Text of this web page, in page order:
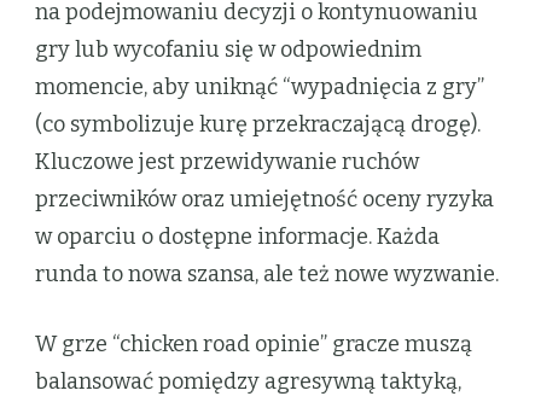
na podejmowaniu decyzji o kontynuowaniu
gry lub wycofaniu się w odpowiednim
momencie, aby uniknąć “wypadnięcia z gry”
(co symbolizuje kurę przekraczającą drogę).
Kluczowe jest przewidywanie ruchów
przeciwników oraz umiejętność oceny ryzyka
w oparciu o dostępne informacje. Każda
runda to nowa szansa, ale też nowe wyzwanie.
W grze “chicken road opinie” gracze muszą
balansować pomiędzy agresywną taktyką,